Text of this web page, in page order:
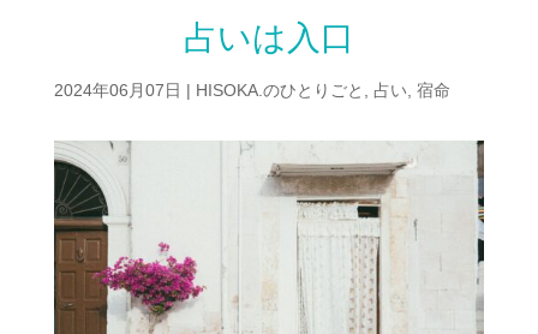
占いは入口
2024年06月07日 | HISOKA.のひとりごと 占い 宿命